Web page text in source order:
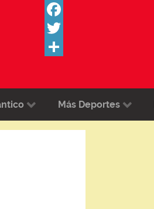
Facebook
Twitter
Más Deportes